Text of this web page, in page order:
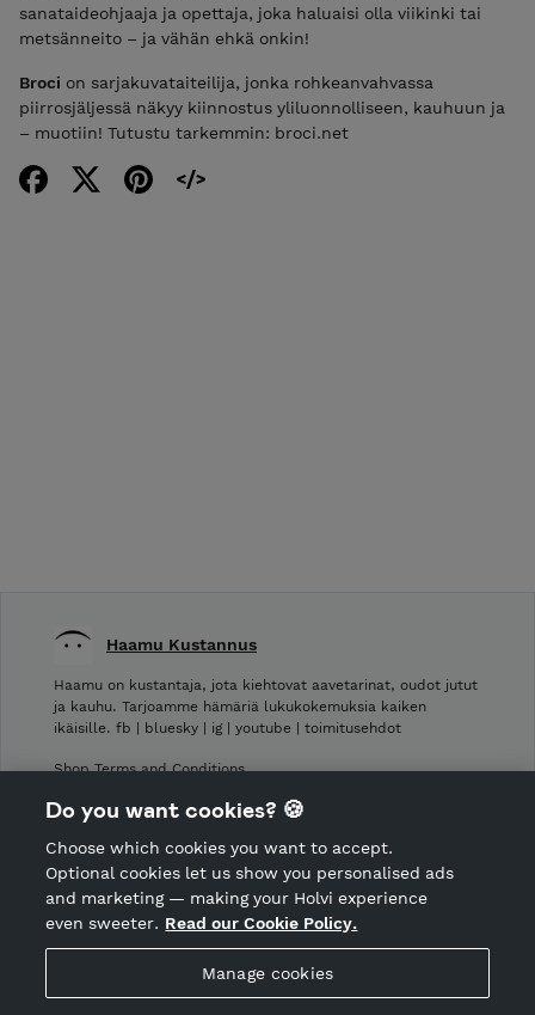
sanataideohjaaja ja opettaja, joka haluaisi olla viikinki tai
metsänneito – ja vähän ehkä onkin!
Broci on sarjakuvataiteilija, jonka rohkeanvahvassa
piirrosjäljessä näkyy kiinnostus yliluonnolliseen, kauhuun ja
– muotiin! Tutustu tarkemmin: broci.net
Hosted by Holvi
Holvi Payment Services Ltd is regulated by the Financial
Haamu Kustannus
Haamu on kustantaja, jota kiehtovat aavetarinat, oudot jutut
ja kauhu. Tarjoamme hämäriä lukukokemuksia kaiken
ikäisille. fb | bluesky | ig | youtube | toimitusehdot
Shop Terms and Conditions
Cancellation policy
CANCEL ORDER
Do you want cookies? 🍪
Choose which cookies you want to accept.
Optional cookies let us show you personalised ads
and marketing — making your Holvi experience
even sweeter. Read our Cookie Policy.
Manage cookies